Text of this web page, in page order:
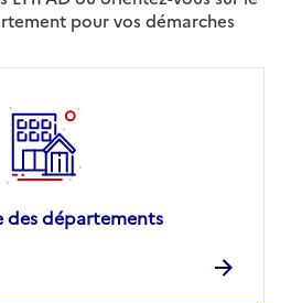
pour vos démarches
des départements